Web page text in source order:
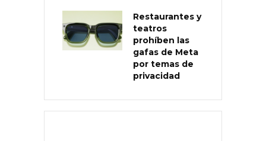
Restaurantes y
teatros
prohíben las
gafas de Meta
por temas de
privacidad